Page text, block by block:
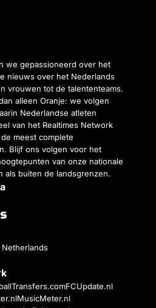
we gepassioneerd over het
nieuws over het Nederlands
vrouwen tot de talententeams.
alleen Oranje: we volgen
Nederlandse atleten
van het Realtimes Network
meest complete
Blijf ons volgen voor het
van onze nationale
als buiten de landsgrenzen.
Netherlands
FCUpdate.nl
MusicMeter.nl